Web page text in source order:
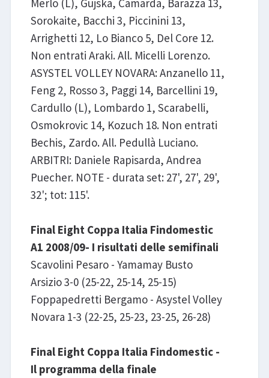
Merlo (L), Gujska, Camarda, Barazza 13,
Sorokaite, Bacchi 3, Piccinini 13,
Arrighetti 12, Lo Bianco 5, Del Core 12.
Non entrati Araki. All. Micelli Lorenzo.
ASYSTEL VOLLEY NOVARA: Anzanello 11,
Feng 2, Rosso 3, Paggi 14, Barcellini 19,
Cardullo (L), Lombardo 1, Scarabelli,
Osmokrovic 14, Kozuch 18. Non entrati
Bechis, Zardo. All. Pedullà Luciano.
ARBITRI: Daniele Rapisarda, Andrea
Puecher. NOTE - durata set: 27', 27', 29',
32'; tot: 115'.
Final Eight Coppa Italia Findomestic
A1 2008/09- I risultati delle semifinali
Scavolini Pesaro - Yamamay Busto
Arsizio 3-0 (25-22, 25-14, 25-15)
Foppapedretti Bergamo - Asystel Volley
Novara 1-3 (22-25, 25-23, 23-25, 26-28)
Final Eight Coppa Italia Findomestic -
Il programma della finale